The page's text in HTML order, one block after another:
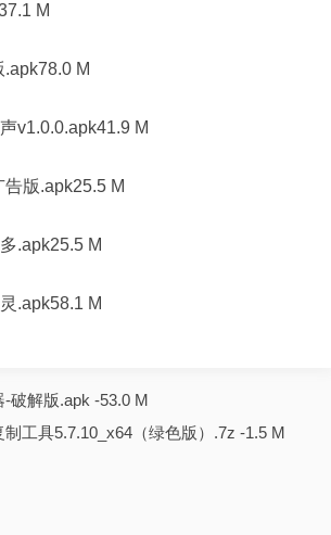
M
M
v1.0.0.apk41.9 M
版.apk25.5 M
.apk25.5 M
.apk58.1 M
-破解版.apk -53.0 M
工具5.7.10_x64（绿色版）.7z -1.5 M